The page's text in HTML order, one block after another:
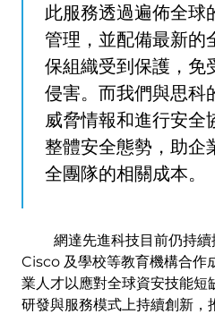
此服務透過遍佈全球
管理，並配備最新的
保組織受到保護，免
侵害。而我們與思科
威脅情報和進行安全
整體安全態勢，助企
全團隊的相關成本。
網達先進科技目前仍持續
Cisco 及學校等教育機構合作
業人才以應對全球資安技能短
研發與服務模式上持續創新，